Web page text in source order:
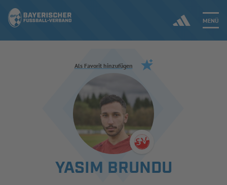
MENÜ
Jetzt einloggen
ERGEBNISSE & WETTBEWERBE
SPIELBETRIEB & VERBANDSLEBEN
AUSBILDUNG & FÖRDERUNG
Als Favorit hinzufügen
YASIM BRUNDU